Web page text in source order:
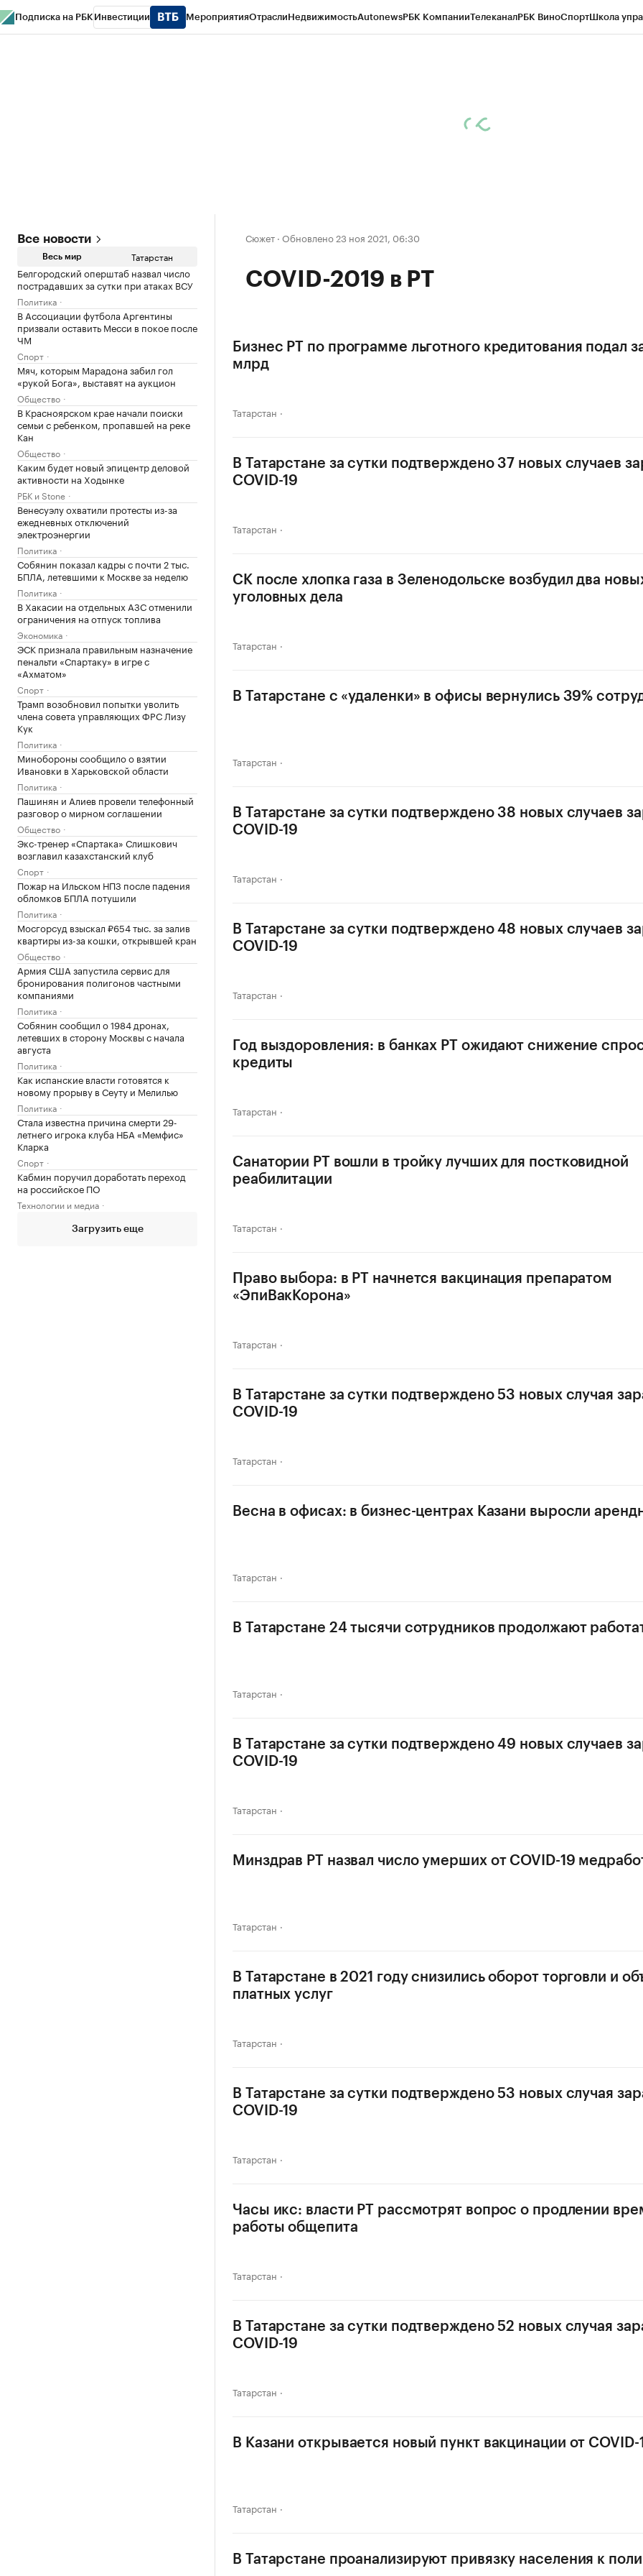
Подписка на РБК Инвестиции МероприятияОтраслиНедвижимостьAutonewsРБК КомпанииТелеканалРБК ВиноСпортШкола
Все новости
Весь мир Татарстан
Белгородский оперштаб назвал число
пострадавших за сутки при атаках ВСУ
Политика
В Ассоциации футбола Аргентины
призвали оставить Месси в покое после
ЧМ
Спорт
Мяч, которым Марадона забил гол
«рукой Бога», выставят на аукцион
Общество
В Красноярском крае начали поиски
семьи с ребенком, пропавшей на реке
Кан
Общество
Каким будет новый эпицентр деловой
активности на Ходынке
РБК и Stone
Венесуэлу охватили протесты из-за
ежедневных отключений
электроэнергии
Политика
Собянин показал кадры с почти 2 тыс.
БПЛА, летевшими к Москве за неделю
Политика
В Хакасии на отдельных АЗС отменили
ограничения на отпуск топлива
Экономика
ЭСК признала правильным назначение
пенальти «Спартаку» в игре с
«Ахматом»
Спорт
Трамп возобновил попытки уволить
члена совета управляющих ФРС Лизу
Кук
Политика
Минобороны сообщило о взятии
Ивановки в Харьковской области
Политика
Пашинян и Алиев провели телефонный
разговор о мирном соглашении
Общество
Экс-тренер «Спартака» Слишкович
возглавил казахстанский клуб
Спорт
Пожар на Ильском НПЗ после падения
обломков БПЛА потушили
Политика
Мосгорсуд взыскал ₽654 тыс. за залив
квартиры из-за кошки, открывшей кран
Общество
Армия США запустила сервис для
бронирования полигонов частными
компаниями
Политика
Собянин сообщил о 1984 дронах,
летевших в сторону Москвы с начала
августа
Политика
Как испанские власти готовятся к
новому прорыву в Сеуту и Мелилью
Политика
Стала известна причина смерти 29-
летнего игрока клуба НБА «Мемфис»
Кларка
Спорт
Кабмин поручил доработать переход
на российское ПО
Технологии и медиа
Загрузить еще
Сюжет · Обновлено 23 ноя 2021, 06:30
COVID-2019 в РТ
Бизнес РТ по программе льготного кредитования подал
млрд
Татарстан
В Татарстане за сутки подтверждено 37 новых случаев
COVID-19
Татарстан
СК после хлопка газа в Зеленодольске возбудил два
уголовных дела
Татарстан
В Татарстане с «удаленки» в офисы вернулись 39%
Татарстан
В Татарстане за сутки подтверждено 38 новых случаев
COVID-19
Татарстан
В Татарстане за сутки подтверждено 48 новых случаев
COVID-19
Татарстан
Год выздоровления: в банках РТ ожидают снижение
кредиты
Татарстан
Санатории РТ вошли в тройку лучших для постковидной
реабилитации
Татарстан
Право выбора: в РТ начнется вакцинация препаратом
«ЭпиВакКорона»
Татарстан
В Татарстане за сутки подтверждено 53 новых случая
COVID-19
Татарстан
Весна в офисах: в бизнес-центрах Казани выросли
Татарстан
В Татарстане 24 тысячи сотрудников продолжают
Татарстан
В Татарстане за сутки подтверждено 49 новых случаев
COVID-19
Татарстан
Минздрав РТ назвал число умерших от COVID-19
Татарстан
В Татарстане в 2021 году снизились оборот торговли и
платных услуг
Татарстан
В Татарстане за сутки подтверждено 53 новых случая
COVID-19
Татарстан
Часы икс: власти РТ рассмотрят вопрос о продлении
работы общепита
Татарстан
В Татарстане за сутки подтверждено 52 новых случая
COVID-19
Татарстан
В Казани открывается новый пункт вакцинации от COVID-
Татарстан
В Татарстане проанализируют привязку населения к